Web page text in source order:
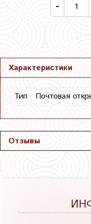
Характеристики
Тип Почтовая
Отзывы